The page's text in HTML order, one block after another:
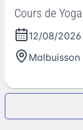
Cours de Yoga
12/08/2026
Malbuisson